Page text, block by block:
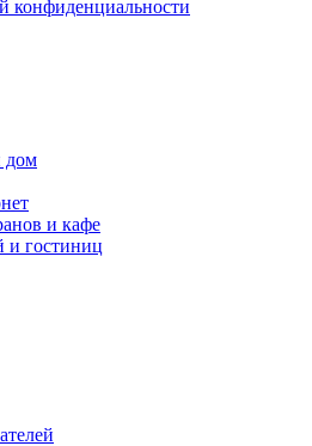
конфиденциальности
дом
и кафе
и гостиниц